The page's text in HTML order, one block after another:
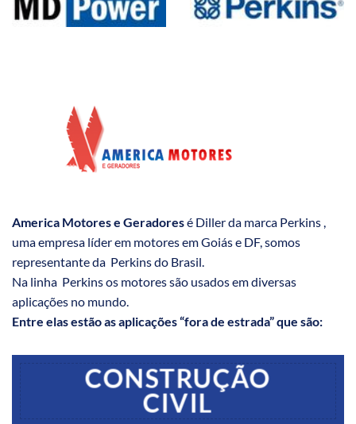
America Motores e Geradoresé Diller da marca Perkins ,
uma empresa líder em motores em Goiás e DF, somos
representante da Perkins do Brasil.
Na linha Perkins os motores são usados em diversas
aplicações no mundo.
Entre elas estão as aplicações “fora de estrada” que são:
CONSTRUÇÃO
CIVIL